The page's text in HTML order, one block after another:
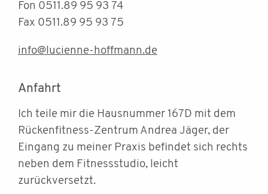
Fon 0511.89 95 93 74
Fax 0511.89 95 93 75
info@lucienne-hoffmann.de
Anfahrt
Ich teile mir die Hausnummer 167D mit dem
Rückenfitness-Zentrum Andrea Jäger, der
Eingang zu meiner Praxis befindet sich rechts
neben dem Fitnessstudio, leicht
zurückversetzt.